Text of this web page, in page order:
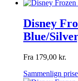
Disney
Blue/
Fra 179,00 kr.
Sammenlign